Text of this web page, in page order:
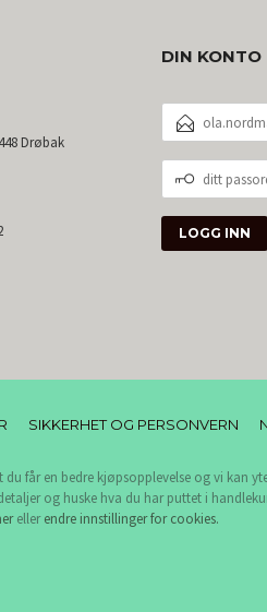
Drøbak
DIN KONTO
POSTADRESSE
PASSORD
SIKKERHET OG PERSONVERN
får en bedre kjøpsopplevelse og vi kan
og huske hva du har puttet i
ellerendre innstillinger for cookies.